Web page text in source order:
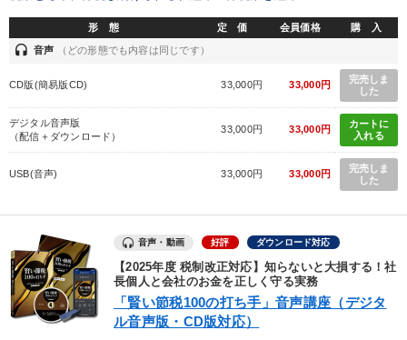
形 態 定 価 会員価格 購 入
headset 音声 （どの形態でも内容は同じです）
CD版(簡易版CD) 33,000円 33,000円
完売しま
した
デジタル音声版
（配信＋ダウンロード）
33,000円 33,000円
カートに
入れる
USB(音声) 33,000円 33,000円
完売しま
した
音声・動画 好評 ダウンロード対応
【2025年度 税制改正対応】知らないと大損する！社
長個人と会社のお金を正しく守る実務
「賢い節税100の打ち手」音声講座（デジタ
ル音声版・CD版対応）